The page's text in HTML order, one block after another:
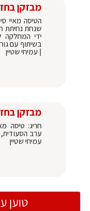
מבזקן
הטיסה מאיי
שנחת נחיתת
ידי המחלקה
בשיתוף עם
| עמיחי שטיין
מבזקן
חריג: טיסה
ערב
עמיחי שטיין
טוען